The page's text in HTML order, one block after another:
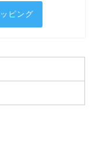
ピング